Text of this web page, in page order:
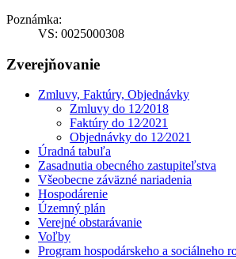
Poznámka:
VS: 0025000308
Zverejňovanie
Zmluvy, Faktúry, Objednávky
Zmluvy do 12⁄2018
Faktúry do 12⁄2021
Objednávky do 12⁄2021
Úradná tabuľa
Zasadnutia obecného zastupiteľstva
Všeobecne záväzné nariadenia
Hospodárenie
Územný plán
Verejné obstarávanie
Voľby
Program hospodárskeho a sociálneho